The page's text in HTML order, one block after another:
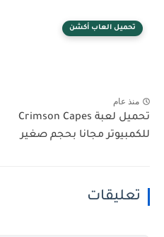
تحميل العاب أكشن
منذ عام
تحميل لعبة Crimson Capes
للكمبيوتر مجانا بحجم صغير
تعليقات